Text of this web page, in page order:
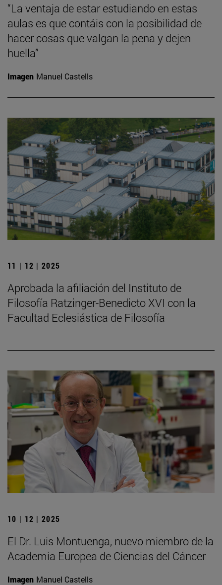
“La ventaja de estar estudiando en estas
aulas es que contáis con la posibilidad de
hacer cosas que valgan la pena y dejen
huella”
Imagen Manuel Castells
11 | 12 | 2025
Aprobada la afiliación del Instituto de
Filosofía Ratzinger-Benedicto XVI con la
Facultad Eclesiástica de Filosofía
10 | 12 | 2025
El Dr. Luis Montuenga, nuevo miembro de la
Academia Europea de Ciencias del Cáncer
Imagen Manuel Castells